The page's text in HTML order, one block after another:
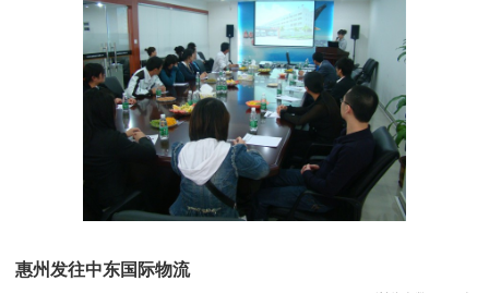
惠州发往中东国际物流